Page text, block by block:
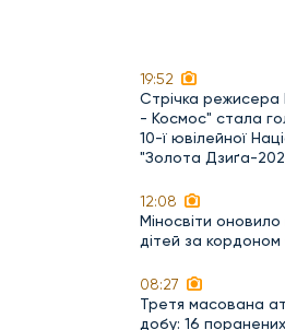
19:52
Стрічка режисера
- Космос" стала
10-ї ювілейної
"Золота Дзиґа-
12:08
Міносвіти
дітей за
08:27
Третя масована
добу: 16